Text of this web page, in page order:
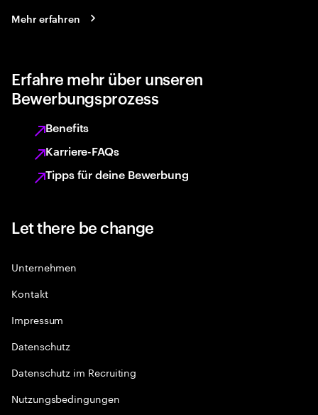
Mehr erfahren
Erfahre mehr über unseren
Bewerbungsprozess
Benefits
Karriere-FAQs
Tipps für deine Bewerbung
Let there be change
Unternehmen
Kontakt
Impressum
Datenschutz
Datenschutz im Recruiting
Nutzungsbedingungen